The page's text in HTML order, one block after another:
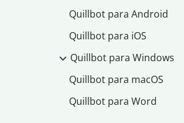
Quillbot para Android
Quillbot para iOS
Quillbot para Windows
Quillbot para macOS
Quillbot para Word